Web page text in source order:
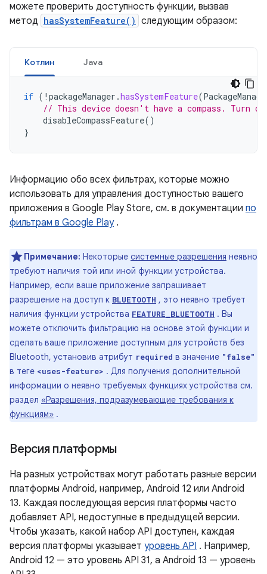
можете проверить доступность функции, вызвав
метод hasSystemFeature() следующим образом:
Котлин Java
if ( ! packageManager .hasSystemFeature(
// This device doesn't have a compass. Turn
disableCompassFeature()
}
Информацию обо всех фильтрах, которые можно
использовать для управления доступностью вашего
приложения в Google Play Store, см. в документации по
фильтрам в Google Play.
Примечание: Некоторые системные разрешения неявно
требуют наличия той или иной функции устройства.
Например, если ваше приложение запрашивает
разрешение на доступ к BLUETOOTH , это неявно требует
наличия функции устройства FEATURE_BLUETOOTH . Вы
можете отключить фильтрацию на основе этой функции и
сделать ваше приложение доступным для устройств без
Bluetooth, установив атрибут required в значение "false"
в теге <uses-feature> . Для получения дополнительной
информации о неявно требуемых функциях устройства см.
раздел «Разрешения, подразумевающие требования к
функциям» .
Версия платформы
На разных устройствах могут работать разные версии
платформы Android, например, Android 12 или Android
13. Каждая последующая версия платформы часто
добавляет API, недоступные в предыдущей версии.
Чтобы указать, какой набор API доступен, каждая
версия платформы указывает уровень API . Например,
Android 12 — это уровень API 31, а Android 13 — уровень